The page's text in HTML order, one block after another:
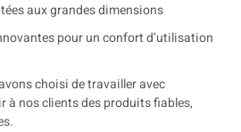
aux grandes dimensions
pour un confort d’utilisation
choisi de travailler avec
à nos clients des produits fiables,